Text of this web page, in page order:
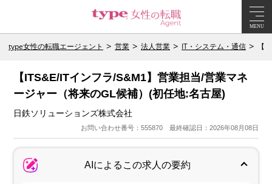
MENU
type女性の転職エージェント 営業 法人営業 IT・システム・通信 【
【ITS&E/ITインフラ/S&M1】営業担当/営業マネ
ージャー（将来のGL候補）(初任地:名古屋)
日鉄ソリューションズ株式会社
お問い合わせ番号：555870 最終確認日：2026年08月08日
AIによるこの求人の要約